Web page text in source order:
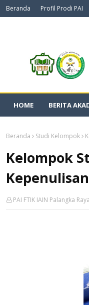
Beranda Profil Prodi PAI
HOME BERITA
Beranda Studi Kelompok
Kelompok
Kepenulisan
PAI FTIK IAIN Palangka Raya